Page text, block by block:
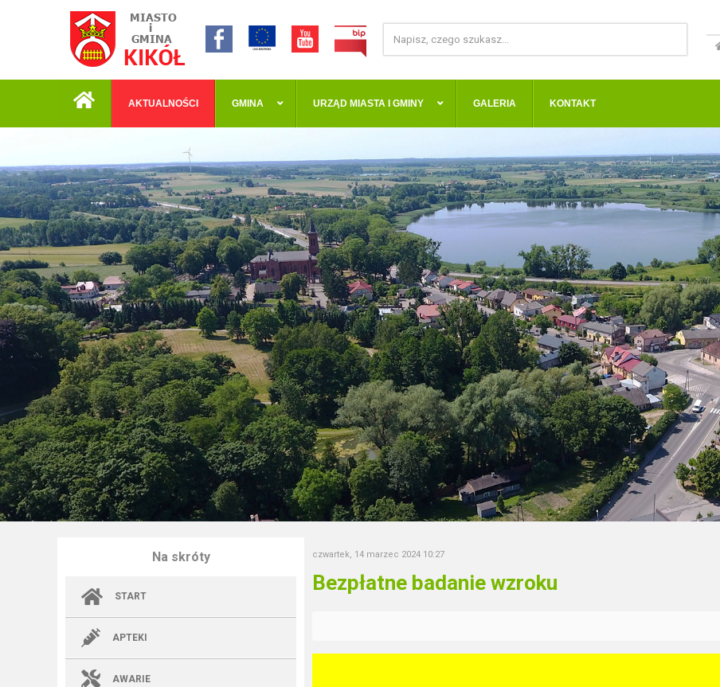
AKTUALNOŚCI GMINA URZĄD MIASTA I GMINY GALERIA KONTAKT
Na skróty
START
APTEKI
AWARIE
czwartek, 14 marzec 2024 10:27
Bezpłatne badanie wzroku